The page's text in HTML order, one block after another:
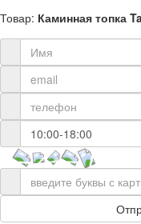
Товар: Каминная топка